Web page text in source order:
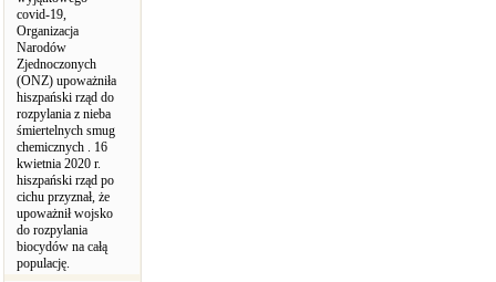
covid-19,
Organizacja
Narodów
Zjednoczonych
(ONZ) upoważniła
hiszpański rząd do
rozpylania z nieba
śmiertelnych smug
chemicznych . 16
kwietnia 2020 r.
hiszpański rząd po
cichu przyznał, że
upoważnił wojsko
do rozpylania
biocydów na całą
populację.